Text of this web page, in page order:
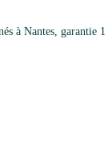
à Nantes, garantie 1